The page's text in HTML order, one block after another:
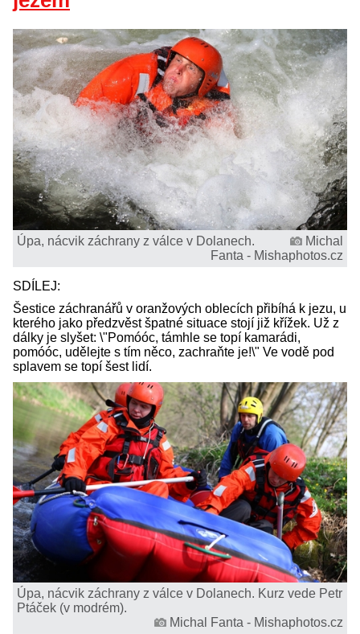
Úpa, nácvik záchrany z válce v Dolanech.
Michal
Fanta - Mishaphotos.cz
SDÍLEJ:
Šestice záchranářů v oranžových oblecích přibíhá k jezu, u
kterého jako předzvěst špatné situace stojí již křížek. Už z
dálky je slyšet: \"Pomóóc, támhle se topí kamarádi,
pomóóc, udělejte s tím něco, zachraňte je!\" Ve vodě pod
splavem se topí šest lidí.
Úpa, nácvik záchrany z válce v Dolanech. Kurz vede Petr
Ptáček (v modrém).
Michal Fanta - Mishaphotos.cz